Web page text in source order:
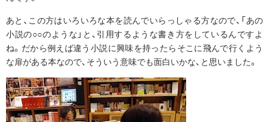
あと、この方はいろいろな本を読んでいらっしゃる方なので、「あの
小説の○○のような」と、引用するような書き方をしているんですよ
ね。だから例えば違う小説に興味を持ったらそこに飛んで行くよう
な扉がある本なので、そういう意味でも面白いかな、と思いました。